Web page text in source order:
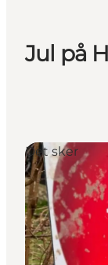
Oplevelser
Outdoor
Jul på
Det sker